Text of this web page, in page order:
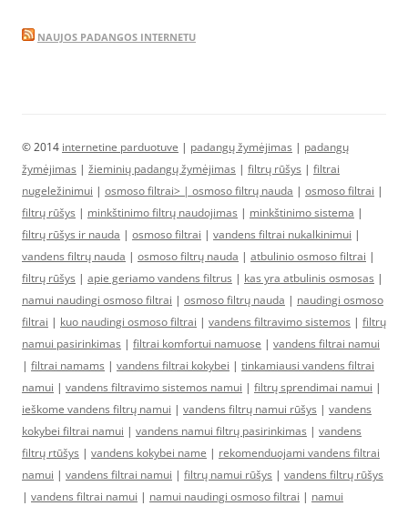
NAUJOS PADANGOS INTERNETU
© 2014 internetine parduotuve | padangų žymėjimas | padangų
žymėjimas | žieminių padangų žymėjimas | filtrų rūšys | filtrai
nugeležinimui | osmoso filtrai> | osmoso filtrų nauda | osmoso filtrai |
filtrų rūšys | minkštinimo filtrų naudojimas | minkštinimo sistema |
filtrų rūšys ir nauda | osmoso filtrai | vandens filtrai nukalkinimui |
vandens filtrų nauda | osmoso filtrų nauda | atbulinio osmoso filtrai |
filtrų rūšys | apie geriamo vandens filtrus | kas yra atbulinis osmosas |
namui naudingi osmoso filtrai | osmoso filtrų nauda | naudingi osmoso
filtrai | kuo naudingi osmoso filtrai | vandens filtravimo sistemos | filtrų
namui pasirinkimas | filtrai komfortui namuose | vandens filtrai namui
| filtrai namams | vandens filtrai kokybei | tinkamiausi vandens filtrai
namui | vandens filtravimo sistemos namui | filtrų sprendimai namui |
ieškome vandens filtrų namui | vandens filtrų namui rūšys | vandens
kokybei filtrai namui | vandens namui filtrų pasirinkimas | vandens
filtrų rtūšys | vandens kokybei name | rekomenduojami vandens filtrai
namui | vandens filtrai namui | filtrų namui rūšys | vandens filtrų rūšys
| vandens filtrai namui | namui naudingi osmoso filtrai | namui